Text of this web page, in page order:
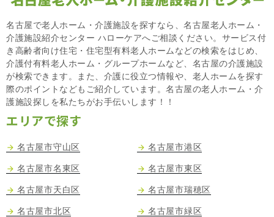
名古屋で老人ホーム・介護施設を探すなら、名古屋老人ホーム・
介護施設紹介センター ハローケアへご相談ください。サービス付
き高齢者向け住宅・住宅型有料老人ホームなどの検索をはじめ、
介護付有料老人ホーム・グループホームなど、名古屋の介護施設
が検索できます。また、介護に役立つ情報や、老人ホームを探す
際のポイントなどもご紹介しています。名古屋の老人ホーム・介
護施設探しを私たちがお手伝いします！！
エリアで探す
名古屋市守山区
名古屋市名東区
名古屋市天白区
名古屋市北区
名古屋市港区
名古屋市東区
名古屋市瑞穂区
名古屋市緑区